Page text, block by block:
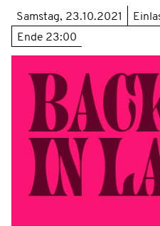
Samstag, 23.10.2021
Ende 23:00